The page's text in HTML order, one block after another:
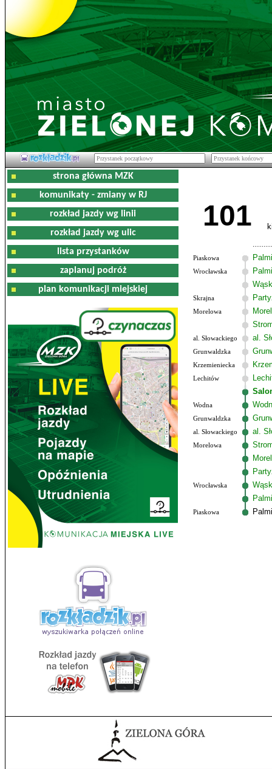
strona główna MZK
komunikaty - zmiany w RJ
rozkład jazdy wg linii
rozkład jazdy wg ulic
lista przystanków
zaplanuj podróż
plan komunikacji miejskiej
101
Piaskowa
Wrocławska
Skrajna
Morelowa
al. Słowackiego al.
Grunwaldzka
Krzemieniecka
Lechitów
Wodna
Grunwaldzka
al. Słowackiego al.
Morelowa
Wrocławska
Piaskowa